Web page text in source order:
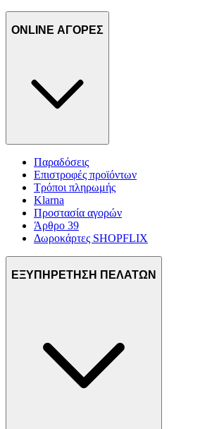
ONLINE ΑΓΟΡΕΣ
Παραδόσεις
Επιστροφές προϊόντων
Τρόποι πληρωμής
Klarna
Προστασία αγορών
Άρθρο 39
Δωροκάρτες SHOPFLIX
ΕΞΥΠΗΡΕΤΗΣΗ ΠΕΛΑΤΩΝ